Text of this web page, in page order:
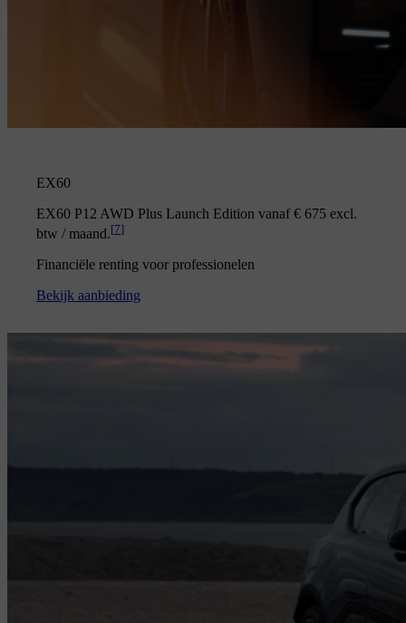
EX60
EX60 P12 AWD Plus Launch Edition vanaf € 675 excl.
btw / maand.[7]
Financiële renting voor professionelen
Bekijk aanbieding